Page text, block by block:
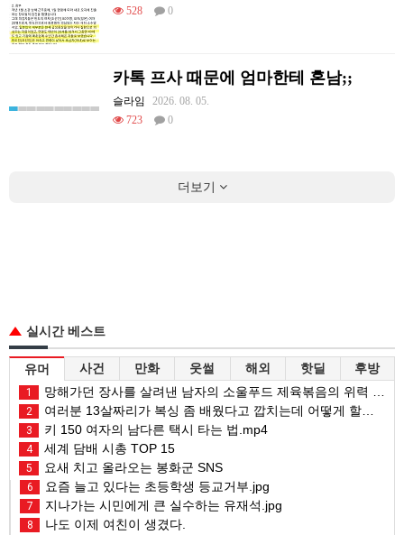
528
0
카톡 프사 때문에 엄마한테 혼남;;
슬라임
2026. 08. 05.
723
0
더보기
실시간 베스트
유머 사건 만화 웃썰 해외 핫딜 후방
1 망해가던 장사를 살려낸 남자의 소울푸드 제육볶음의 위력 ㅋㅋ
2 여러분 13살짜리가 복싱 좀 배웠다고 깝치는데 어떻게 할까요?
3 키 150 여자의 남다른 택시 타는 법.mp4
4 세계 담배 시총 TOP 15
5 요새 치고 올라오는 봉화군 SNS
6 요즘 늘고 있다는 초등학생 등교거부.jpg
7 지나가는 시민에게 큰 실수하는 유재석.jpg
8 나도 이제 여친이 생겼다.